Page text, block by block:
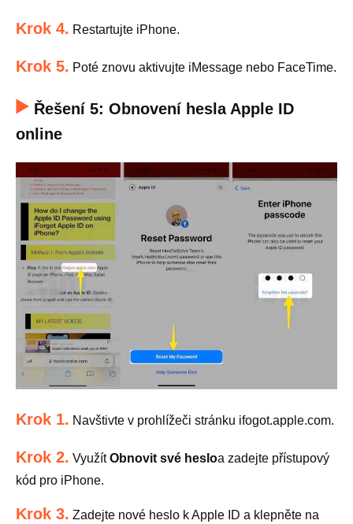
Krok 4. Restartujte iPhone.
Krok 5. Poté znovu aktivujte iMessage nebo FaceTime.
Řešení 5: Obnovení hesla Apple ID
online
Krok 1. Navštivte v prohlížeči stránku ifogot.apple.com.
Krok 2. VyužítObnovit své hesloa zadejte přístupový
kód pro iPhone.
Krok 3. Zadejte nové heslo k Apple ID a klepněte na